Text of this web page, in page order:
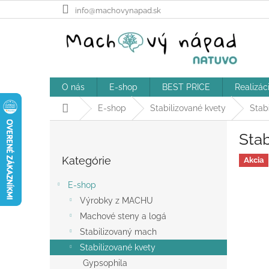
na
info@machovynapad.sk
O nás E-shop BEST PRICE
DomovE-shop Stabilizované kvety
kategórie
Kategórie
E-shop
Výrobky z MACHU
Machové steny a logá
Stabilizovaný mach
Stabilizované kvety
Gypsophila
Akcia